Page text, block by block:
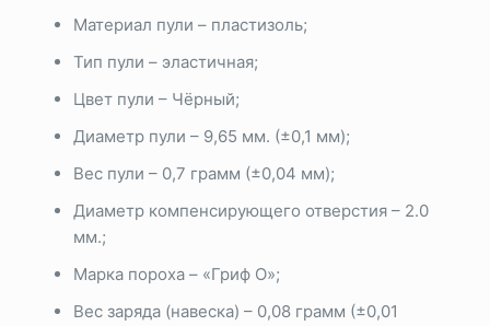
Материал пули – пластизоль;
Тип пули – эластичная;
Цвет пули – Чёрный;
Диаметр пули – 9,65 мм. (±0,1 мм);
Вес пули – 0,7 грамм (±0,04 мм);
Диаметр компенсирующего отверстия – 2.0
мм.;
Марка пороха – «Гриф О»;
Вес заряда (навеска) – 0,08 грамм (±0,01